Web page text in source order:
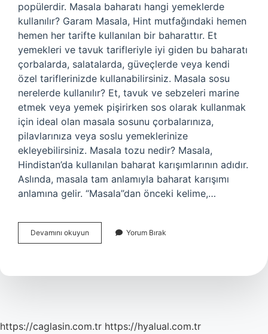
popülerdir. Masala baharatı hangi yemeklerde
kullanılır? Garam Masala, Hint mutfağındaki hemen
hemen her tarifte kullanılan bir baharattır. Et
yemekleri ve tavuk tarifleriyle iyi giden bu baharatı
çorbalarda, salatalarda, güveçlerde veya kendi
özel tariflerinizde kullanabilirsiniz. Masala sosu
nerelerde kullanılır? Et, tavuk ve sebzeleri marine
etmek veya yemek pişirirken sos olarak kullanmak
için ideal olan masala sosunu çorbalarınıza,
pilavlarınıza veya soslu yemeklerinize
ekleyebilirsiniz. Masala tozu nedir? Masala,
Hindistan’da kullanılan baharat karışımlarının adıdır.
Aslında, masala tam anlamıyla baharat karışımı
anlamına gelir. “Masala”dan önceki kelime,…
Devamını okuyun
Baharatı
Yorum Bırak
https://caglasin.com.tr https://hyalual.com.tr